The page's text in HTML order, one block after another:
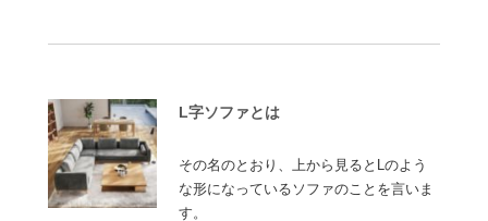
L字ソファとは
その名のとおり、上から見るとLのよう
な形になっているソファのことを言いま
す。